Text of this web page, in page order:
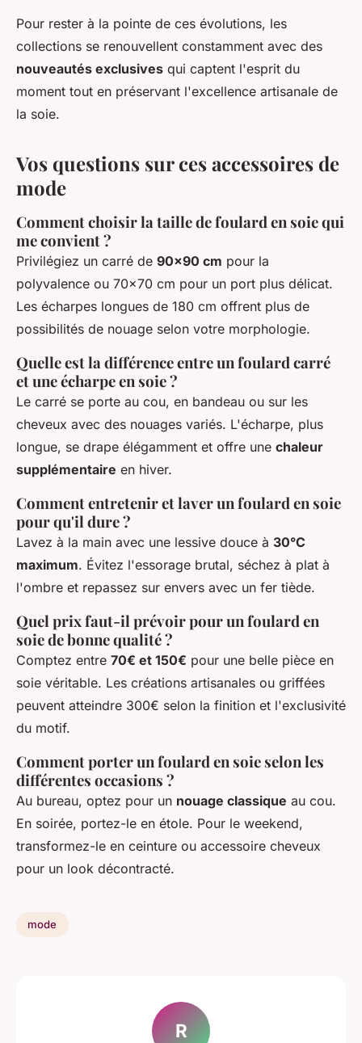
Pour rester à la pointe de ces évolutions, les
collections se renouvellent constamment avec des
nouveautés exclusives qui captent l'esprit du
moment tout en préservant l'excellence artisanale de
la soie.
Vos questions sur ces accessoires de
mode
Comment choisir la taille de foulard en soie qui
me convient ?
Privilégiez un carré de 90x90 cm pour la
polyvalence ou 70x70 cm pour un port plus délicat.
Les écharpes longues de 180 cm offrent plus de
possibilités de nouage selon votre morphologie.
Quelle est la différence entre un foulard carré
et une écharpe en soie ?
Le carré se porte au cou, en bandeau ou sur les
cheveux avec des nouages variés. L'écharpe, plus
longue, se drape élégamment et offre une chaleur
supplémentaire en hiver.
Comment entretenir et laver un foulard en soie
pour qu'il dure ?
Lavez à la main avec une lessive douce à 30°C
maximum. Évitez l'essorage brutal, séchez à plat à
l'ombre et repassez sur envers avec un fer tiède.
Quel prix faut-il prévoir pour un foulard en
soie de bonne qualité ?
Comptez entre 70€ et 150€ pour une belle pièce en
soie véritable. Les créations artisanales ou griffées
peuvent atteindre 300€ selon la finition et l'exclusivité
du motif.
Comment porter un foulard en soie selon les
différentes occasions ?
Au bureau, optez pour un nouage classique au cou.
En soirée, portez-le en étole. Pour le weekend,
transformez-le en ceinture ou accessoire cheveux
pour un look décontracté.
mode
R